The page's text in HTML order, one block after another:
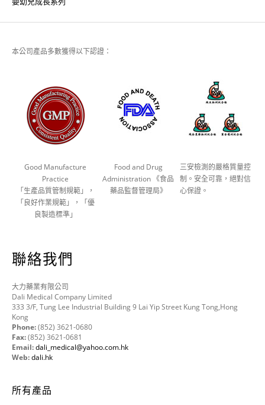
本公司產品多數獲得以下認證：
Good Manufacture
Practice
「生產品質管制規範」，
「良好作業規範」，「優
良製造標準」
Food and Drug
Administration 《食品
藥品監督管理局》
三安檢測的嚴格質量控
制。安全可靠，絕對信
心保證。
聯絡我們
大力藥業有限公司
Dali Medical Company Limited
333 3/F, Tung Lee Industrial Building 9 Lai Yip Street Kung Tong,Hong
Kong
Phone:(852) 3621-0680
Fax:(852) 3621-0681
Email:dali_medical@yahoo.com.hk
Web:dali.hk
所有產品